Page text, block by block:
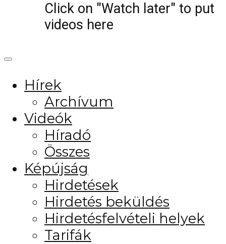
Click on "Watch later" to put
videos here
Hírek
Archívum
Videók
Híradó
Összes
Képújság
Hirdetések
Hirdetés beküldés
Hirdetésfelvételi helyek
Tarifák